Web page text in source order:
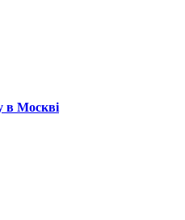
в Москві